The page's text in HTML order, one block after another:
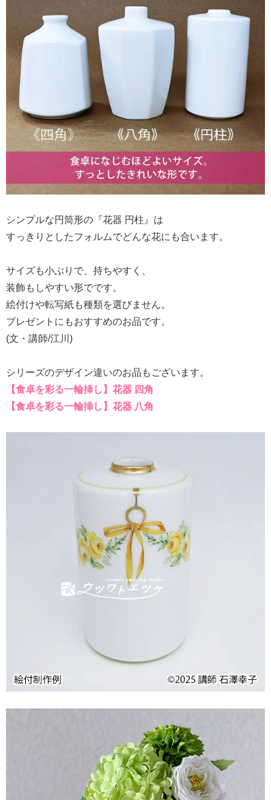
シンプルな円筒形の『花器 円柱』は
すっきりとしたフォルムでどんな花にも合います。
サイズも小ぶりで、持ちやすく、
装飾もしやすい形でです。
絵付けや転写紙も種類を選びません。
プレゼントにもおすすめのお品です。
(文・講師/江川)
シリーズのデザイン違いのお品もございます。
【食卓を彩る一輪挿し】花器 四角
【食卓を彩る一輪挿し】花器 八角